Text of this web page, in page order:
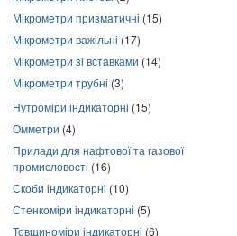
Мікрометри призматичні (15)
Мікрометри важільні (17)
Мікрометри зі вставками (14)
Мікрометри трубні (3)
Нутроміри індикаторні (15)
Омметри (4)
Прилади для нафтової та газової
промисловості (16)
Скоби індикаторні (10)
Стенкоміри індикаторні (5)
Товщиноміри індикаторні (6)